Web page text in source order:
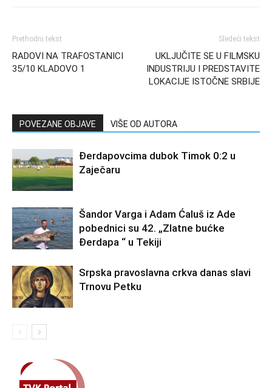
Prethodni tekst
RADOVI NA TRAFOSTANICI
35/10 KLADOVO 1
Sledeći tekst
UKLJUČITE SE U FILMSKU
INDUSTRIJU I PREDSTAVITE
LOKACIJE ISTOČNE SRBIJE
POVEZANE OBJAVE VIŠE OD AUTORA
Đerdapovcima dubok Timok 0:2 u
Zaječaru
Šandor Varga i Adam Ćaluš iz Ade
pobednici su 42. „Zlatne bućke
Đerdapa “ u Tekiji
Srpska pravoslavna crkva danas slavi
Trnovu Petku